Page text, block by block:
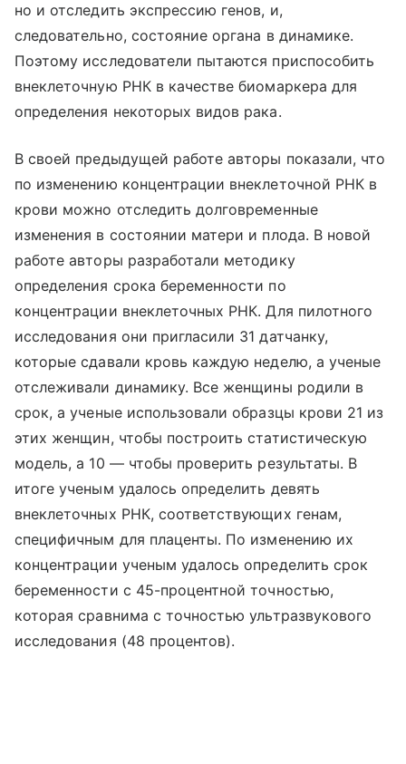
но и отследить экспрессию генов, и,
следовательно, состояние органа в динамике.
Поэтому исследователи пытаются приспособить
внеклеточную РНК в качестве биомаркера для
определения некоторых видов рака.
В своей предыдущей работе авторы показали, что
по изменению концентрации внеклеточной РНК в
крови можно отследить долговременные
изменения в состоянии матери и плода. В новой
работе авторы разработали методику
определения срока беременности по
концентрации внеклеточных РНК. Для пилотного
исследования они пригласили 31 датчанку,
которые сдавали кровь каждую неделю, а ученые
отслеживали динамику. Все женщины родили в
срок, а ученые использовали образцы крови 21 из
этих женщин, чтобы построить статистическую
модель, а 10 — чтобы проверить результаты. В
итоге ученым удалось определить девять
внеклеточных РНК, соответствующих генам,
специфичным для плаценты. По изменению их
концентрации ученым удалось определить срок
беременности с 45-процентной точностью,
которая сравнима с точностью ультразвукового
исследования (48 процентов).